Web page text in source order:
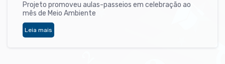
Projeto promoveu aulas-passeios em celebração ao
mês de Meio Ambiente
Leia mais